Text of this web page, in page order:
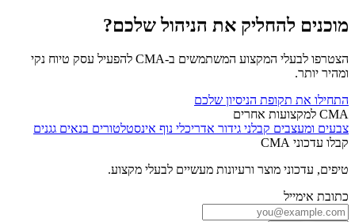
מוכנים להחליק את הניהול שלכם?
הצטרפו לבעלי המקצוע המשתמשים ב-CMA להפעיל עסק טיוח נקי
ומהיר יותר.
התחילו את תקופת הניסיון שלכם
CMA למקצועות אחרים
צבעים ומעצבים קבלני גידור אדריכלי נוף אינסטלטורים בנאים גגנים
קבלו עדכוני CMA
טיפים, עדכוני מוצר ורעיונות מעשיים לבעלי מקצוע.
כתובת אימייל